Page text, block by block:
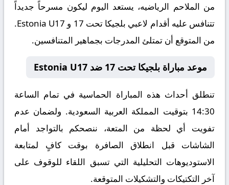
من الملاحم الرياضيه، يستعد اليوم ليكون مسرحاً جديداً
تتنافس عليه أقدام لاعبي بلجيكا تحت 17 و Estonia U17.
من المتوقع أن تمتلئ المدرجات بجماهير المتنافسين.
موعد مباراة بلجيكا تحت 17 ضد Estonia U17
تنطلق أحداث هذه المباراة الحماسية في تمام الساعة
14:30 بتوقيت المملكة العربية السعودية. ولضمان عدم
تفويت أي لحظة من المتعة، ننصحكم بالتواجد أمام
الشاشات قبل انطلاق الصافرة بوقت كافٍ لمتابعة
الاستوديوهات التحليلية التي تسبق اللقاء للوقوف على
آخر التكتيكات والتشكيلات المتوقعة.